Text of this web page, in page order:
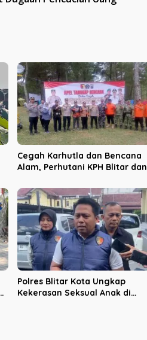
Cegah Karhutla dan Bencana
Alam, Perhutani KPH Blitar dan
Bencana
Polres Blitar Kota Ungkap
Kekerasan Seksual Anak di